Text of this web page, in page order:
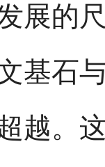
展的
基石
越。